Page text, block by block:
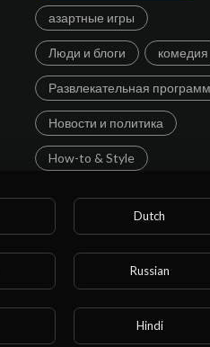
азартные игры
Люди и блоги комедия
Развлекательная
Новости и политика
How-to & Style
Видеоигры
Самый популярный
Dutch
Russian
Hindi